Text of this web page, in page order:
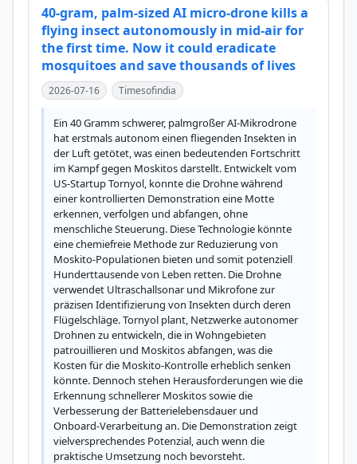
40-gram, palm-sized AI micro-drone kills a
flying insect autonomously in mid-air for
the first time. Now it could eradicate
mosquitoes and save thousands of lives
2026-07-16 Timesofindia
Ein 40 Gramm schwerer, palmgroßer AI-Mikrodrone
hat erstmals autonom einen fliegenden Insekten in
der Luft getötet, was einen bedeutenden Fortschritt
im Kampf gegen Moskitos darstellt. Entwickelt vom
US-Startup Tornyol, konnte die Drohne während
einer kontrollierten Demonstration eine Motte
erkennen, verfolgen und abfangen, ohne
menschliche Steuerung. Diese Technologie könnte
eine chemiefreie Methode zur Reduzierung von
Moskito-Populationen bieten und somit potenziell
Hunderttausende von Leben retten. Die Drohne
verwendet Ultraschallsonar und Mikrofone zur
präzisen Identifizierung von Insekten durch deren
Flügelschläge. Tornyol plant, Netzwerke autonomer
Drohnen zu entwickeln, die in Wohngebieten
patrouillieren und Moskitos abfangen, was die
Kosten für die Moskito-Kontrolle erheblich senken
könnte. Dennoch stehen Herausforderungen wie die
Erkennung schnellerer Moskitos sowie die
Verbesserung der Batterielebensdauer und
Onboard-Verarbeitung an. Die Demonstration zeigt
vielversprechendes Potenzial, auch wenn die
praktische Umsetzung noch bevorsteht.